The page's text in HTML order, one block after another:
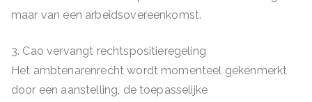
maar van een arbeidsovereenkomst.
3. Cao vervangt rechtspositieregeling
Het ambtenarenrecht wordt momenteel gekenmerkt
door een aanstelling, de toepasselijke